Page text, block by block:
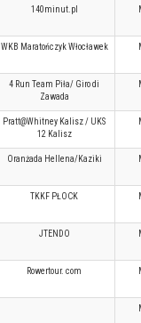
140minut.pl
WKB Maratończyk Włocławek
4 Run Team Piła/ Giro di
Zawada
Pratt@Whitney Kalisz / UKS
12 Kalisz
Oranżada Hellena/Kaziki
TKKF PŁOCK
JTENDO
Rowertour. com